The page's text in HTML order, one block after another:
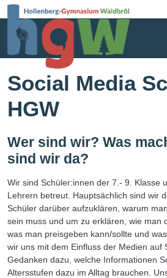
Social Media
HGW
Wer sind wir? Was
sind wir da?
Wir sind Schüler:innen der 7.- 9. Klasse
Lehrern betreut. Hauptsächlich sind wir
Schüler darüber aufzuklären, warum
sein muss und um zu erklären, wie man
was man preisgeben kann/sollte und
wir uns mit dem Einfluss der Medien auf
Gedanken dazu, welche Informationen
Altersstufen dazu im Alltag brauchen.